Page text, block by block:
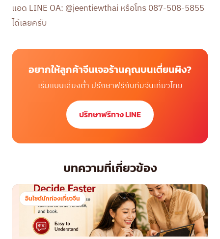
แอด LINE OA: @jeentiewthai หรือโทร 087-508-5855
ได้เลยครับ
อยากให้ลูกค้าจีนเจอร้านคุณบนเตี่ยนผิง?
เริ่มแบบเสี่ยงต่ำ ปรึกษาฟรีกับทีมจีนเที่ยวไทย
ปรึกษาฟรีทาง LINE
บทความที่เกี่ยวข้อง
อินไซต์นักท่องเที่ยวจีน